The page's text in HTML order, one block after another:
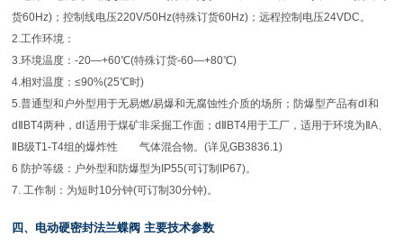
货60Hz)；控制线电压220V/50Hz(特殊订货60Hz)；远程控制电压24VDC。
2.工作环境：
3.环境温度：-20—+60℃(特殊订货-60—+80℃)
4.相对温度：≤90%(25℃时)
5.普通型和户外型用于无易燃/易爆和无腐蚀性介质的场所；防爆型产品有dⅠ和
dⅡBT4两种，dⅠ适用于煤矿非采掘工作面；dⅡBT4用于工厂，适用于环境为ⅡA、
ⅡB级T1-T4组的爆炸性 气体混合物。(详见GB3836.1)
6 防护等级：户外型和防爆型为IP55(可订制IP67)。
7. 工作制：为短时10分钟(可订制30分钟)。
四、电动硬密封法兰蝶阀 主要技术参数